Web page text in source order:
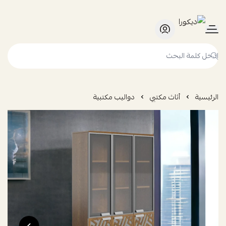
ديكورا
الرئيسية أثاث مكتبي دواليب مكتبية